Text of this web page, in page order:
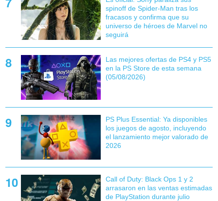
spinoff de Spider-Man tras los
fracasos y confirma que su
universo de héroes de Marvel no
seguirá
Las mejores ofertas de PS4 y PS5
en la PS Store de esta semana
(05/08/2026)
PS Plus Essential: Ya disponibles
los juegos de agosto, incluyendo
el lanzamiento mejor valorado de
2026
Call of Duty: Black Ops 1 y 2
arrasaron en las ventas estimadas
de PlayStation durante julio